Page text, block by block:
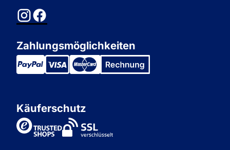
InstagramFacebook
Zahlungsmöglichkeiten
Käuferschutz
TrustedShops